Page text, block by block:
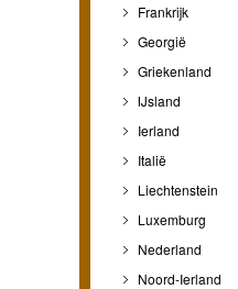
Frankrijk
Georgië
Griekenland
IJsland
Ierland
Italië
Liechtenstein
Luxemburg
Nederland
Noord-Ierland